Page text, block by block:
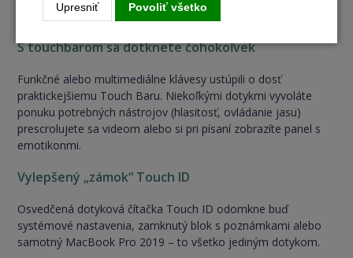
S touchbarom sa dotknete čohokoľvek
Funkčné alebo multimediálne klávesy ustúpili o dosť
praktickejšiemu Touch Baru. Niekoľkými dotykmi vyvoláte
ponuku potrebných nástrojov (hlasitosť, ovládanie jasu)
prescrolujete sa videom alebo si pri písaní zobrazíte panel s
emotikonmi.
Vylepšený „zámok“ Touch ID
Osvedčená dotyková čítačka Touch ID odomkne buď
systémové nastavenia, zamknutý blok s poznámkami alebo
samotný MacBook Pro 2019 – to všetko jediným dotykom.
Upresniť Povoliť všetko